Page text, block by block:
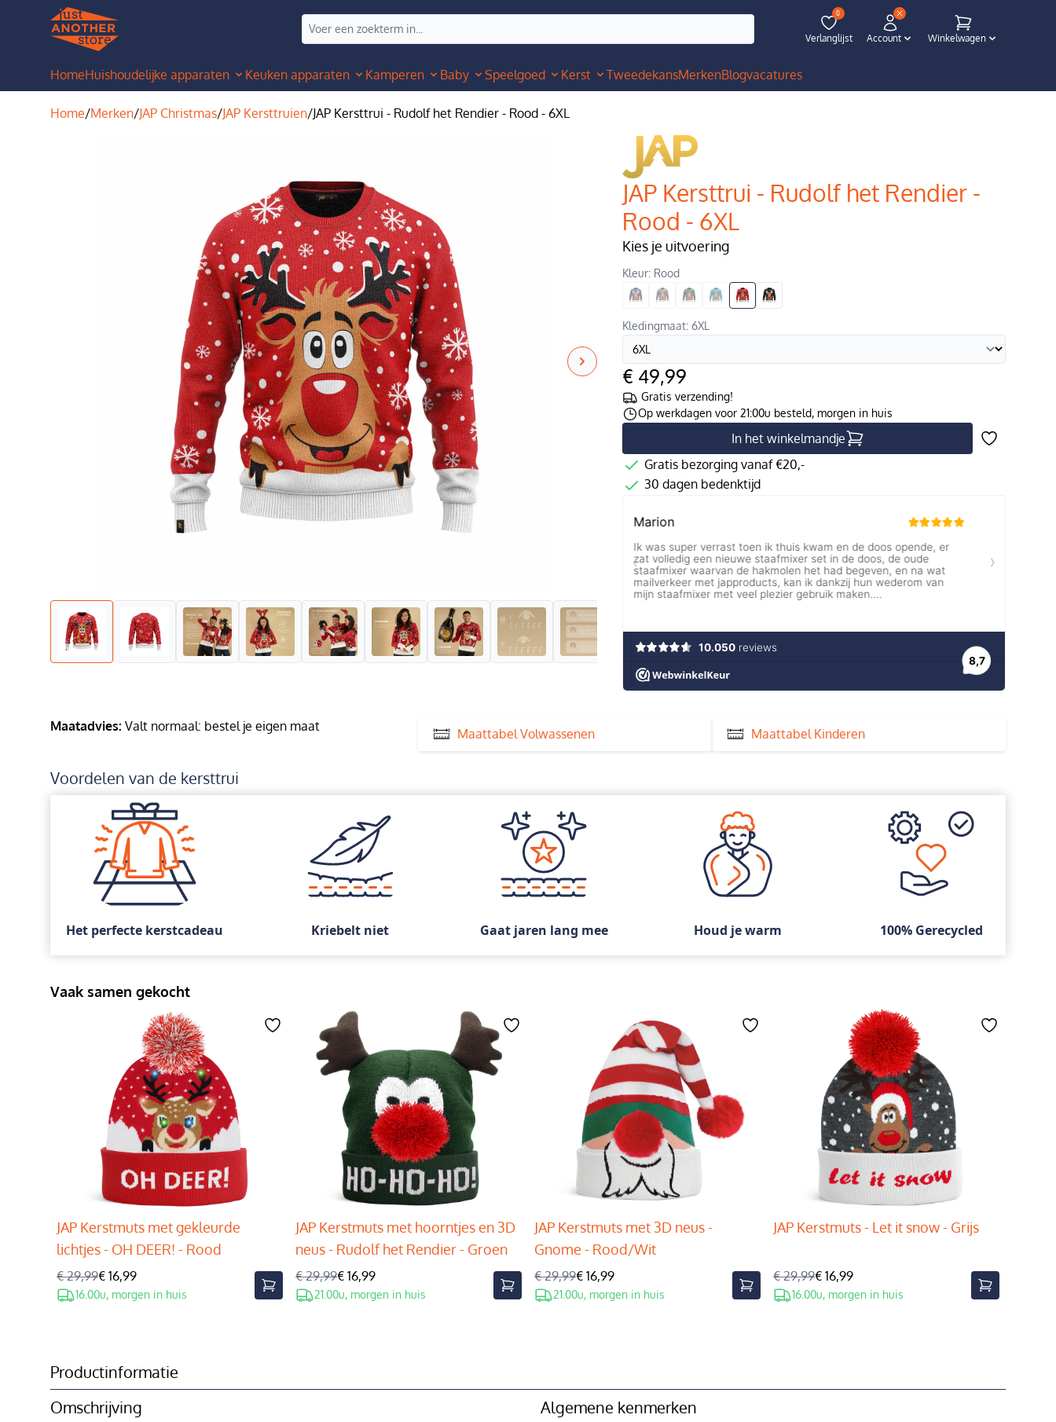
0
Verlanglijst Account Winkelwagen
HomeHuishoudelijke apparaten Keuken apparaten Kamperen Baby Speelgoed Kerst TweedekansMerkenBlogvacatures
Home/Merken/JAP Christmas/JAP Kersttruien/JAP Kersttrui - Rudolf het Rendier - Rood - 6XL
JAP Kersttrui - Rudolf het Rendier -
Rood - 6XL
Kies je uitvoering
Kleur: Rood
Kledingmaat: 6XL
€ 49,99
Gratis verzending!
Op werkdagen voor 21:00u besteld, morgen in huis
In het winkelmandje
Gratis bezorging vanaf €20,-
30 dagen bedenktijd
Maatadvies: Valt normaal: bestel je eigen maat Maattabel Volwassenen Maattabel Kinderen
Voordelen van de kersttrui
Het perfecte kerstcadeau Kriebelt niet Gaat jaren lang mee Houd je warm 100% Gerecycled
Vaak samen gekocht
JAP Kerstmuts met gekleurde
lichtjes - OH DEER! - Rood
€ 29,99€ 16,99
16.00u, morgen in huis
JAP Kerstmuts met hoorntjes en 3D
neus - Rudolf het Rendier - Groen
€ 29,99€ 16,99
21.00u, morgen in huis
JAP Kerstmuts met 3D neus -
Gnome - Rood/Wit
€ 29,99€ 16,99
21.00u, morgen in huis
JAP Kerstmuts - Let it snow - Grijs
€ 29,99€ 16,99
16.00u, morgen in huis
Productinformatie
Omschrijving
Algemene kenmerken